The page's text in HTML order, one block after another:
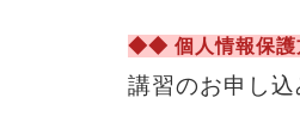
◆◆ 個人情報保
講習のお申し